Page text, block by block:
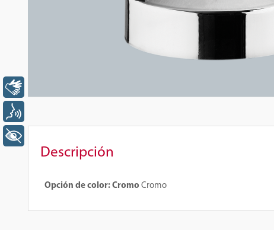
Descripción
Opción de color: Cromo Cromo